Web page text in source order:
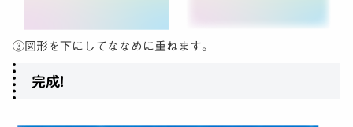
③図形を下にしてななめに重ねます。
完成!